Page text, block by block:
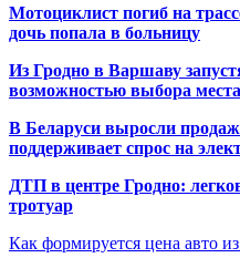
Мотоциклист погиб на
дочь попала в больницу
Из Гродно в Варшаву
возможностью выбора места
В Беларуси выросли
поддерживает спрос на
ДТП в центре Гродно:
тротуар
Как формируется цена авто